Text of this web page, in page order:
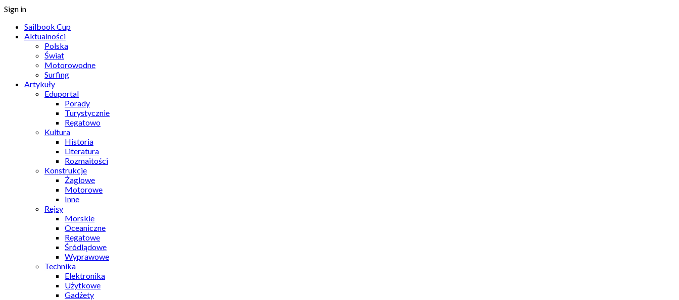
Sign in
Sailbook Cup
Aktualności
Polska
Świat
Motorowodne
Surfing
Artykuły
Eduportal
Porady
Turystycznie
Regatowo
Kultura
Historia
Literatura
Rozmaitości
Konstrukcje
Żaglowe
Motorowe
Inne
Rejsy
Morskie
Oceaniczne
Regatowe
Śródlądowe
Wyprawowe
Technika
Elektronika
Użytkowe
Gadżety